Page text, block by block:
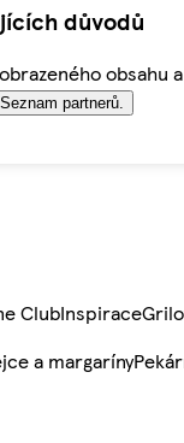
důvodů
Seznam partnerů.
ClubInspirace
a margaríny